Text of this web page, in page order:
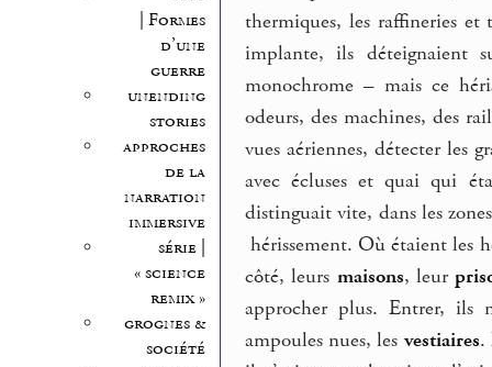
| Formes
d’une
guerre
unending
stories
approches
de la
narration
immersive
série |
« science
remix »
grognes &
société
thermiques, les raffineries
implante, ils déteignaient
monochrome – mais ce
odeurs, des machines, des
vues aériennes, détecter les
avec écluses et quai qui
distinguait vite, dans les
hérissement. Où étaient les
côté, leurs maisons, leur
approcher plus. Entrer, ils
ampoules nues, les vestiaires.